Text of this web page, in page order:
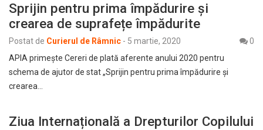
Sprijin pentru prima împădurire și
crearea de suprafețe împădurite
Postat de Curierul de Râmnic - 5 martie, 2020
0
APIA primește Cereri de plată aferente anului 2020 pentru
schema de ajutor de stat „Sprijin pentru prima împădurire și
crearea…
Ziua Internațională a Drepturilor Copilului